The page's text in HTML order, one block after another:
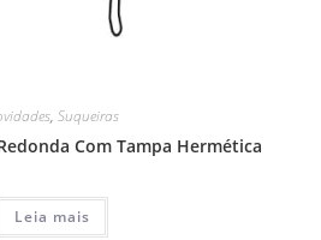
, Suqueiras
Com Tampa Hermética
Leia mais